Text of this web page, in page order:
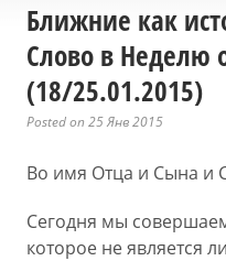
Ближние как
Слово в Неделю
(18/25.01.2015)
Posted on 25 Янв 2015
Во имя Отца и Сына и
Сегодня мы
которое не является